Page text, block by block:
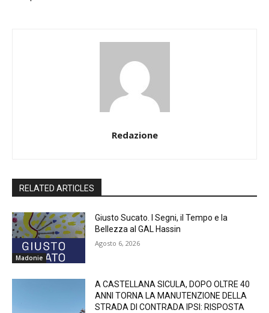
Redazione
RELATED ARTICLES
Madonie
Giusto Sucato. I Segni, il Tempo e la
Bellezza al GAL Hassin
Agosto 6, 2026
A CASTELLANA SICULA, DOPO OLTRE 40
ANNI TORNA LA MANUTENZIONE DELLA
STRADA DI CONTRADA IPSI: RISPOSTA